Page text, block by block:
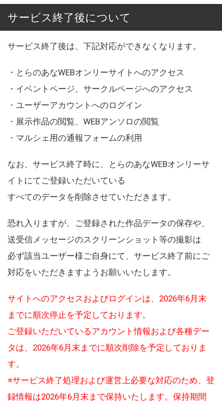
サービス終了後について
サービス終了後は、下記対応ができなくなります。
・とらのあなWEBオンリーサイトへのアクセス
・イベントページ、サークルページへのアクセス
・ユーザーアカウントへのログイン
・展示作品の閲覧、WEBアンソロの閲覧
・マルシェ用の通報フォームの利用
なお、サービス終了時に、とらのあなWEBオンリーサ
イトにてご登録いただいている
すべてのデータを削除させていただきます。
恐れ入りますが、ご登録された作品データの保存や、
送受信メッセージのスクリーンショット等の撮影は
必ず該当ユーザー様ご自身にて、サービス終了前にご
対応をいただきますようお願いいたします。
サイトへのアクセスおよびログインは、2026年6月末
までに順次停止を予定しております。
ご登録いただいているアカウント情報および各種デー
タは、2026年6月末までに順次削除を予定しておりま
す。
※サービス終了処理および運営上必要な対応のため、登
録情報は2026年6月末まで保持いたします。保持期間